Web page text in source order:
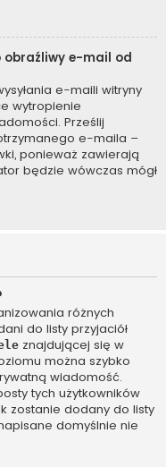
obraźliwy e-mail od
e-maili witryny
wytropienie
Prześlij
e-maila –
ponieważ zawierają
będzie wówczas mógł
różnych
do listy przyjaciół
znajdującej się w
można szybko
wiadomość.
tych użytkowników
zostanie dodany do listy
domyślnie nie